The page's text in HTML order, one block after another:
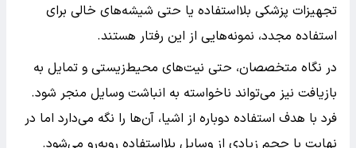
تجهیزات پزشکی بلااستفاده یا حتی شیشه‌های خالی برای
استفاده مجدد، نمونه‌هایی از این رفتار هستند.
در نگاه متخصصان، حتی نیت‌های محیط‌زیستی و تمایل به
بازیافت نیز می‌تواند ناخواسته به انباشت وسایل منجر شود.
فرد با هدف استفاده دوباره از اشیا، آن‌ها را نگه می‌دارد اما در